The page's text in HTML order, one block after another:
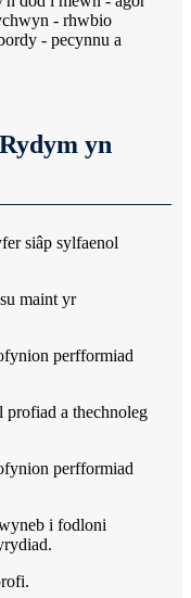
- rhwbio
- pecynnu a
yn
siâp sylfaenol
maint yr
perfformiad
a thechnoleg
perfformiad
i fodloni